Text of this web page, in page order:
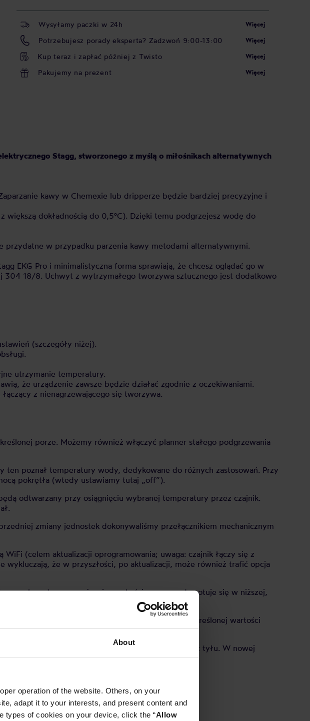
About
operation of the website. Others, on your
adapt it to your interests, and present content and
types of cookies on your device, click the “Allow
Wysyłamy paczki w 24h Więcej
Potrzebujesz porady eksperta? Zadzwoń 9:00-13:00 Więcej
Kup teraz i zapłać później z Twisto Więcej
Pakujemy na prezent Więcej
Stagg, stworzonego z myślą o miłośnikach alternatywnych
kawy w Chemexie lub dripperze będzie bardziej precyzyjne i
większą dokładnością do 0,5°C). Dzięki temu podgrzejesz wodę do
przydatne w przypadku parzenia kawy metodami alternatywnymi.
EKG Pro i minimalistyczna forma sprawiają, że chcesz oglądać go w
304 18/8. Uchwyt z wytrzymałego tworzywa sztucznego jest dodatkowo
(szczegóły niżej).
utrzymanie temperatury.
że urządzenie zawsze będzie działać zgodnie z oczekiwaniami.
z nienagrzewającego się tworzywa.
porze. Możemy również włączyć planner stałego podgrzewania
poznał temperatury wody, dedykowane do różnych zastosowań. Przy
pokrętła (wtedy ustawiamy tutaj „off”).
odtwarzany przy osiągnięciu wybranej temperatury przez czajnik.
zmiany jednostek dokonywaliśmy przełącznikiem mechanicznym
(celem aktualizacji oprogramowania; uwaga: czajnik łączy się z
że w przyszłości, po aktualizacji, może również trafić opcja
wody – na wyższej wysokości n.p.m. woda gotuje się w niższej,
w czajniku.
a następnie poinformuje nas gdy ta spadnie do określonej wartości
rodzice małych niemowląt.
dokonywaliśmy mechanicznym przełącznikiem z tyłu. W nowej
(w starszej wersji była to niezmienna opcja 1h).